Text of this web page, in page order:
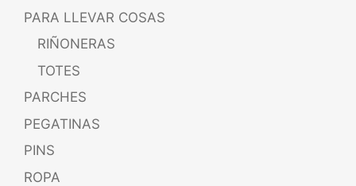
PARA LLEVAR COSAS
RIÑONERAS
TOTES
PARCHES
PEGATINAS
PINS
ROPA